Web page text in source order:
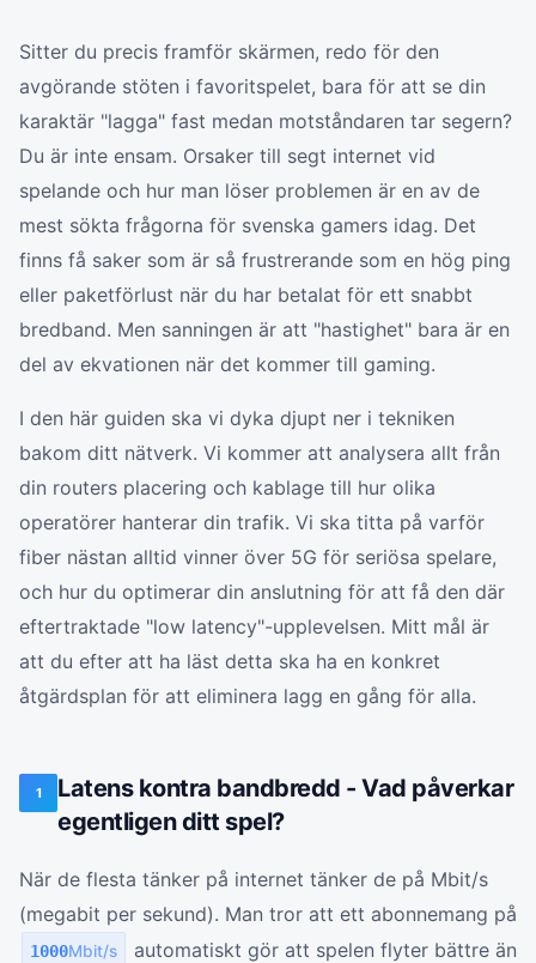
Sitter du precis framför skärmen, redo för den
avgörande stöten i favoritspelet, bara för att se din
karaktär "lagga" fast medan motståndaren tar segern?
Du är inte ensam. Orsaker till segt internet vid
spelande och hur man löser problemen är en av de
mest sökta frågorna för svenska gamers idag. Det
finns få saker som är så frustrerande som en hög ping
eller paketförlust när du har betalat för ett snabbt
bredband. Men sanningen är att "hastighet" bara är en
del av ekvationen när det kommer till gaming.
I den här guiden ska vi dyka djupt ner i tekniken
bakom ditt nätverk. Vi kommer att analysera allt från
din routers placering och kablage till hur olika
operatörer hanterar din trafik. Vi ska titta på varför
fiber nästan alltid vinner över 5G för seriösa spelare,
och hur du optimerar din anslutning för att få den där
eftertraktade "low latency"-upplevelsen. Mitt mål är
att du efter att ha läst detta ska ha en konkret
åtgärdsplan för att eliminera lagg en gång för alla.
1
Latens kontra bandbredd - Vad påverkar
egentligen ditt spel?
När de flesta tänker på internet tänker de på Mbit/s
(megabit per sekund). Man tror att ett abonnemang på
1000Mbit/s
automatiskt gör att spelen flyter bättre än